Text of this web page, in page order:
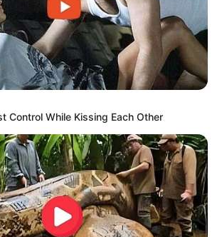
Control While Kissing Each Other